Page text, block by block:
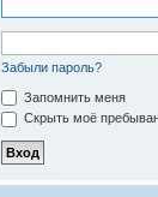
Забыли пароль?
Запомнить меня
Скрыть моё